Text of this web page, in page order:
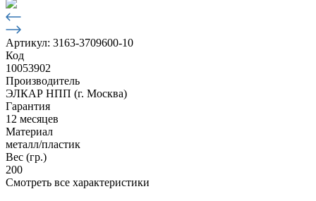
Артикул: 3163-3709600-10
Код
10053902
Производитель
ЭЛКАР НПП (г. Москва)
Гарантия
12 месяцев
Материал
металл/пластик
Вес (гр.)
200
Смотреть все характеристики